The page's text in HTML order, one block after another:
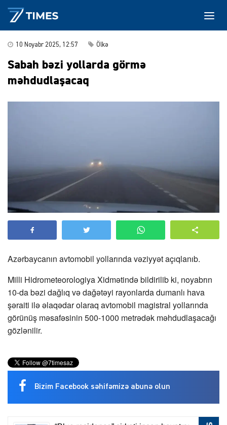
10 Noyabr 2025, 12:57 Ölkə
Sabah bəzi yollarda görmə
məhdudlaşacaq
Azərbaycanın avtomobil yollarında vəziyyət açıqlanıb.
Milli Hidrometeorologiya Xidmətində bildirilib ki, noyabrın
10-da bəzi dağlıq və dağətəyi rayonlarda dumanlı hava
şəraiti ilə əlaqədar olaraq avtomobil magistral yollarında
görünüş məsafəsinin 500-1000 metrədək məhdudlaşacağı
gözlənilir.
Bizim Facebook səhifəmizə abunə olun